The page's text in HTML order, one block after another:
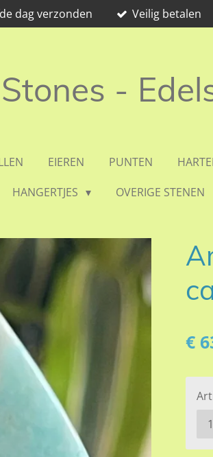
dag verzonden Veilig betalen
-
EIEREN PUNTEN
HANGERTJES
OVERIGE STENEN
€